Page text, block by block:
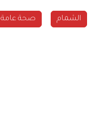
الشمام صحة عامة